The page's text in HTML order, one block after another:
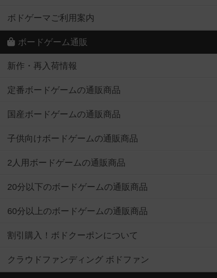
ボドゲーマご利用案内
ボードゲーム通販
新作・再入荷情報
定番ボードゲームの通販商品
国産ボードゲームの通販商品
子供向けボードゲームの通販商品
2人用ボードゲームの通販商品
20分以下のボードゲームの通販商品
60分以上のボードゲームの通販商品
割引購入！ボドクーポンについて
クラウドファンディング ボドファン